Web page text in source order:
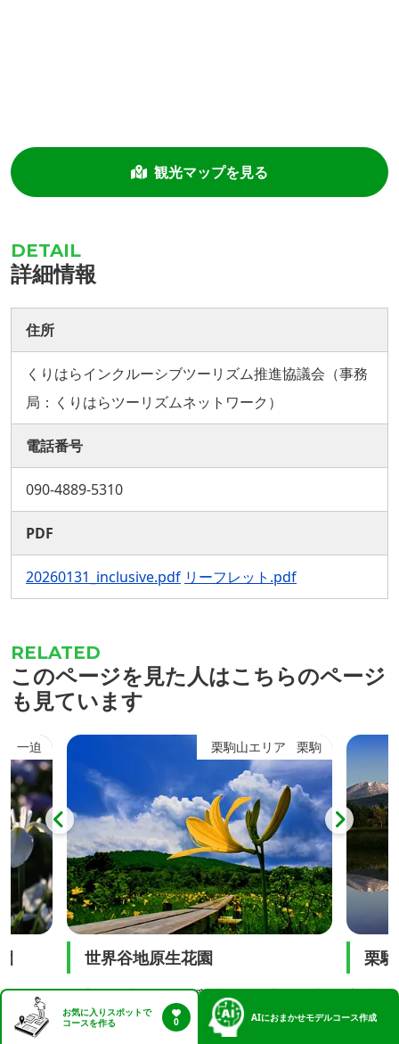
観光マップを見る
詳細情報
住所
くりはらインクルーシブツーリズム推進協議会（事務
局：くりはらツーリズムネットワーク）
電話番号
090-4889-5310
PDF
20260131_inclusive.pdf リーフレット.pdf
このページを見た人はこちらのページ
も見ています
栗駒
谷地
やかな
栗駒山エリア 栗駒
栗駒山
宮城・岩手・秋田の３県にまたがる栗駒
山は、円錐状の裾野をもつコニーデ型の
一
一迫山
広さは
お気に入りスポットで
コースを作る
0 AIにおまかせモデルコース作成